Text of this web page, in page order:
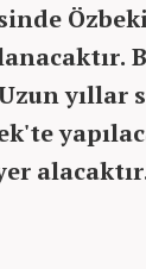
yıllar